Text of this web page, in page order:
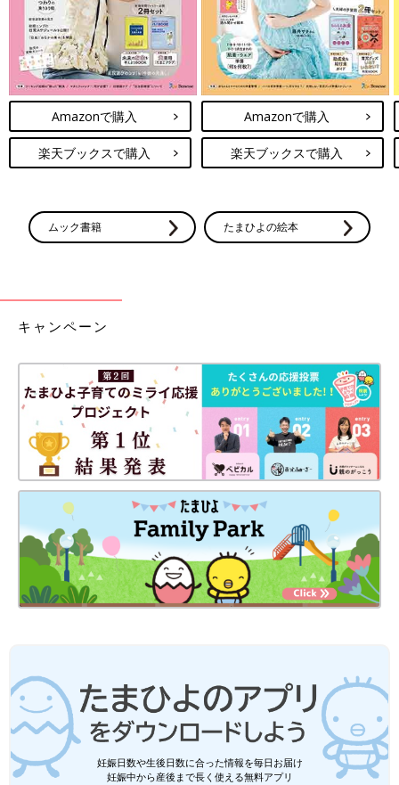
Amazonで購入
楽天ブックスで購入
Amazonで購入
楽天ブックスで購入
ムック書籍 たまひよの絵本
キャンペーン
妊娠日数や生後日数に合った情報を毎日お届け
妊娠中から産後まで長く使える無料アプリ